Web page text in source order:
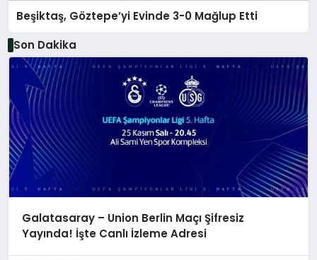
Beşiktaş, Göztepe’yi Evinde 3-0 Mağlup Etti
Son Dakika
Galatasaray – Union Berlin Maçı Şifresiz
Yayında! İşte Canlı İzleme Adresi